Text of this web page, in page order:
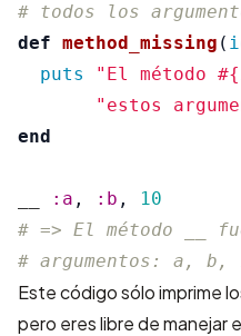
# todos los
def method_missing (
puts
"El método #{
"estos
end
:a , :b ,
10
# => El método __
# argumentos: a, b,
Este código sólo imprime
pero eres libre de manejar